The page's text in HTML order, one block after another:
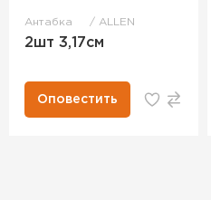
Антабка ALLEN
2шт 3,17см
Оповестить